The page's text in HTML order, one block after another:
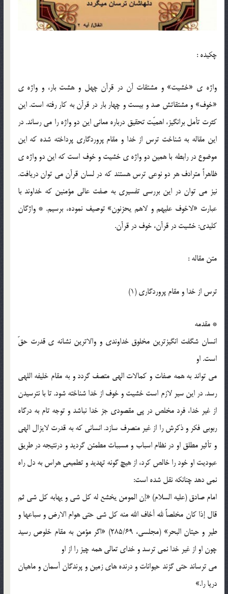
چکیده :
واژه ی «خشیت» و مشتقات آن در قرآن چهل و هشت بار، و واژه ی
«خوف» و مشتقاتش صد و بیست و چهار بار در قرآن به کار رفته است. این
کثرت تأمل برانگیز، اهمیّت تحقیق درباره معانی این دو واژه را می رساند. در
این مقاله به شناخت ترس از خدا و مقام پروردگاری پرداخته شده که این
موضوع در رابطه با همین دو واژه ی خشیت و خوف است که این دو واژه ی
ظاهراً مترادف هر دو نوعی ترس هستند که در لسان قرآن می توان دریافت.
نیز می توان در این بررسی تفسیری به صفت عالی مؤمنین که خداوند با
عبارت «لاخوف علیهم و لاهم یحزنون» توصیف نموده، برسیم. * واژگان
کلیدی: خشیت در قرآن، خوف در قرآن.
متن مقاله :
ترس از خدا و مقام پروردگاری (1)
* مقدمه
انسان شگفت انگیزترین مخلوق خداوندی و والاترین نشانه ی قدرت حقّ
است. او
می تواند به همه صفات و کمالات الهی متصف گردد و به مقام خلیفه اللهی
رسد. در این سیر لازم است خشیت و خوف از خدا شناخته شود. تا با نترسیدن
از غیر خدا، فرد مخلص در پی مقصودی جز خدا نباشد و توجه تام به درگاه
ربوبی فکر و ذکرش را از غیر منصرف سازد. انسانی که به قدرت لایزال الهی
و تأثیر مطلق او در نظام اسباب و مسببات مطمئن گردید و درنتیجه در طریق
عبودیت او خود را خالص کرد، از هیچ گونه تهدید و تطمیعی هراس به دل راه
نمی دهد چنانکه نقل شده است:
امام صادق (علیه السلام) «إن المومن یخشع له کل شی و یهابه کل شی ثم
قال إذا کان مخلصاً لله أخاف الله منه کل شی حتی هوام الارض و سباعها و
طیر و حیتان البحر» (مجلسی، 285/69) «اگر مؤمن به مقام خلوص رسید
چون او از غیر خدا نمی ترسد و خدای تعالی همه چیز را از او
می ترساند حتی گزند حیوانات و درنده های زمین و پرندگان آسمان و ماهیان
دریا را.»